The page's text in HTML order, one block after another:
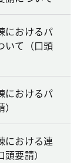
におけるパ
いて（口頭
におけるパ
における連
要請）